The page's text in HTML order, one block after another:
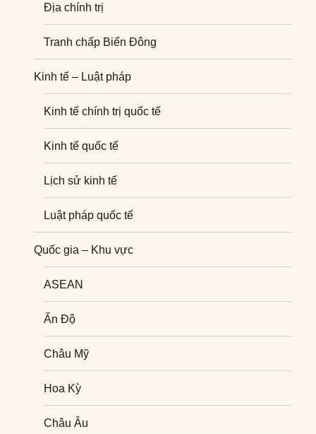
Địa chính trị
Tranh chấp Biển Đông
Kinh tế – Luật pháp
Kinh tế chính trị quốc tế
Kinh tế quốc tế
Lịch sử kinh tế
Luật pháp quốc tế
Quốc gia – Khu vực
ASEAN
Ấn Độ
Châu Mỹ
Hoa Kỳ
Châu Âu